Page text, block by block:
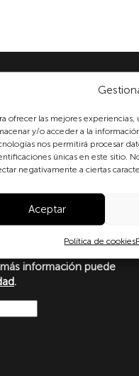
ofrecer las mejores
y/o acceder a la
nos permitirá procesar
únicas en este sitio.
negativamente a ciertas
Aceptar
Política de cookies
usted consiente
personales conforme
de datos
con lo dispuesto en el
Europeo y del
Orgánica 3/2018, de 5 de
y garantía de los
información puede
.